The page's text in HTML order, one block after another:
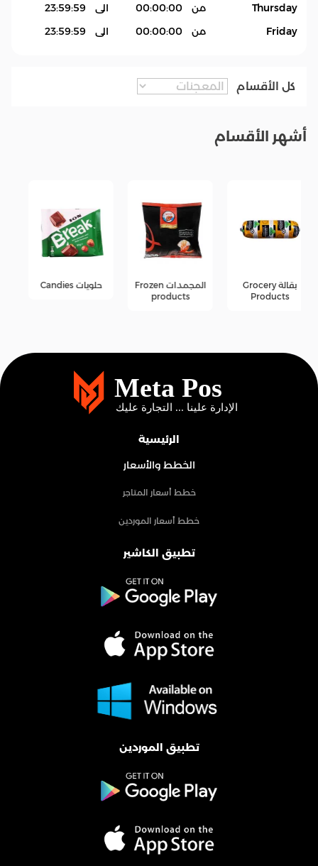
Thursday
من 00:00:00 الى
23:59:59
Friday
من 00:00:00 الى 23:59:59
كل الأقسام
أشهر الأقسام
المجمدات Frozen
products
حلويات Candies
جبن Cheese
الرئيسية
الخطط والأسعار
خطط أسعار المتاجر
خطط أسعار الموردين
تطبيق الكاشير
تطبيق الموردين